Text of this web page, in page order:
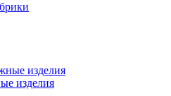
изделия